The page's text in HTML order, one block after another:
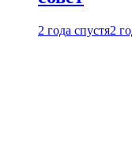
2 года спустя2